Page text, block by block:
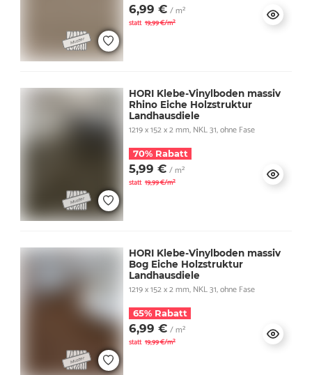
6,99 € / m²
statt 19,99 €/m²
HORI Klebe-Vinylboden massiv
Rhino Eiche Holzstruktur
Landhausdiele
1219 x 152 x 2 mm, NKL 31, ohne Fase
70% Rabatt
5,99 € / m²
statt 19,99 €/m²
HORI Klebe-Vinylboden massiv
Bog Eiche Holzstruktur
Landhausdiele
1219 x 152 x 2 mm, NKL 31, ohne Fase
65% Rabatt
6,99 € / m²
statt 19,99 €/m²